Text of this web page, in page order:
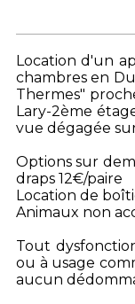
Location d'un
chambres en
Thermes"
Lary-2ème
vue dégagée
Options sur
draps 12€/paire
Location de
Animaux non
Tout
ou à usage
aucun